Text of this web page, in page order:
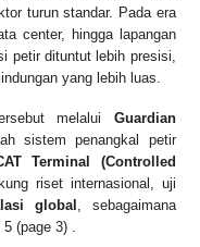
turun standar. Pada era
center, hingga lapangan
petir dituntut lebih presisi,
yang lebih luas.
melalui Guardian
sistem penangkal petir
Terminal (Controlled
riset internasional, uji
global
, sebagaimana
(page 3) .